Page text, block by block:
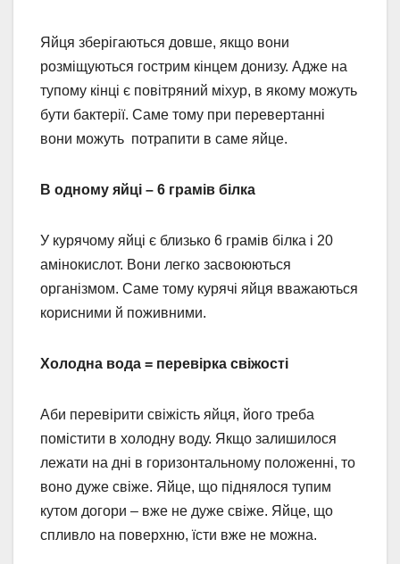
Яйця зберігаються довше, якщо вони
розміщуються гострим кінцем донизу. Адже на
тупому кінці є повітряний міхур, в якому можуть
бути бактерії. Саме тому при перевертанні
вони можуть потрапити в саме яйце.
В одному яйці – 6 грамів білка
У курячому яйці є близько 6 грамів білка і 20
амінокислот. Вони легко засвоюються
організмом. Саме тому курячі яйця вважаються
корисними й поживними.
Холодна вода = перевірка свіжості
Аби перевірити свіжість яйця, його треба
помістити в холодну воду. Якщо залишилося
лежати на дні в горизонтальному положенні, то
воно дуже свіже. Яйце, що піднялося тупим
кутом догори – вже не дуже свіже. Яйце, що
спливло на поверхню, їсти вже не можна.